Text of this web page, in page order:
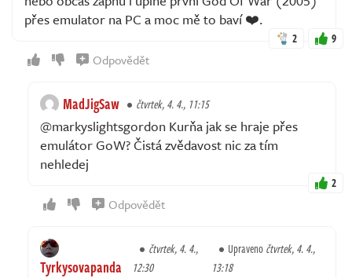
přes emulator na PC a moc mě to baví ❤️.
2 9
Odpovědět
MadJigSaw čtvrtek, 4. 4., 11:15
@markyslightsgordon Kurňa jak se hraje přes
emulátor GoW? Čistá zvědavost nic za tím
nehledej
2
Odpovědět
Tyrkysovapanda
čtvrtek, 4. 4.,
12:30
Upravenočtvrtek, 4. 4.,
13:18